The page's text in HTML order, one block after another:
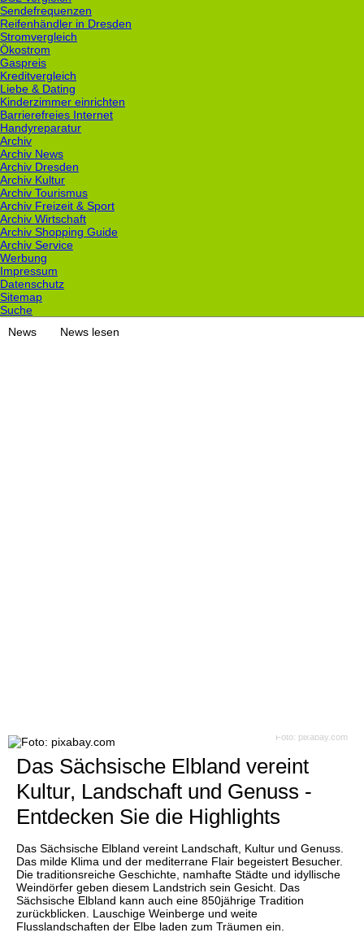
Sendefrequenzen
Reifenhändler in Dresden
Stromvergleich
Ökostrom
Gaspreis
Kreditvergleich
Liebe & Dating
Kinderzimmer einrichten
Barrierefreies Internet
Handyreparatur
Archiv
Archiv News
Archiv Dresden
Archiv Kultur
Archiv Tourismus
Archiv Freizeit & Sport
Archiv Wirtschaft
Archiv Shopping Guide
Archiv Service
Werbung
Impressum
Datenschutz
Sitemap
Suche
News
News lesen
Foto: pixabay.com
Das Sächsische Elbland vereint
Kultur, Landschaft und Genuss -
Entdecken Sie die Highlights
Das Sächsische Elbland vereint Landschaft, Kultur und Genuss.
Das milde Klima und der mediterrane Flair begeistert Besucher.
Die traditionsreiche Geschichte, namhafte Städte und idyllische
Weindörfer geben diesem Landstrich sein Gesicht. Das
Sächsische Elbland kann auch eine 850jährige Tradition
zurückblicken. Lauschige Weinberge und weite
Flusslandschaften der Elbe laden zum Träumen ein.